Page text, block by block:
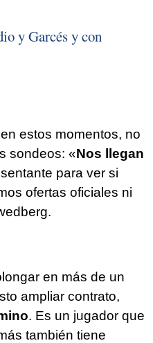
y Garcés y con
estos momentos, no
sondeos: «Nos llegan
para ver si
ofertas oficiales ni
en más de un
ampliar contrato,
. Es un jugador que
también tiene